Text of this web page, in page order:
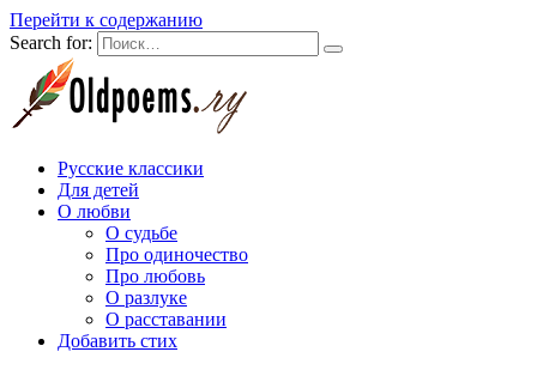
Перейти к содержанию
Search for:
Русские классики
Для детей
О любви
О судьбе
Про одиночество
Про любовь
О разлуке
О расставании
Добавить стих